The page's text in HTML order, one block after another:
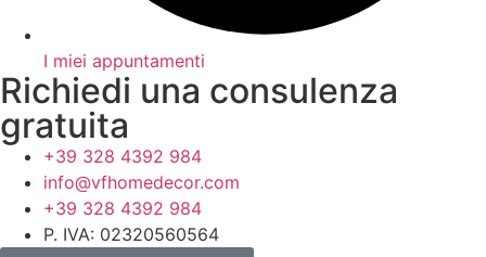
I miei appuntamenti
Richiedi una consulenza
gratuita
+39 328 4392 984
info@vfhomedecor.com
+39 328 4392 984
P. IVA: 02320560564